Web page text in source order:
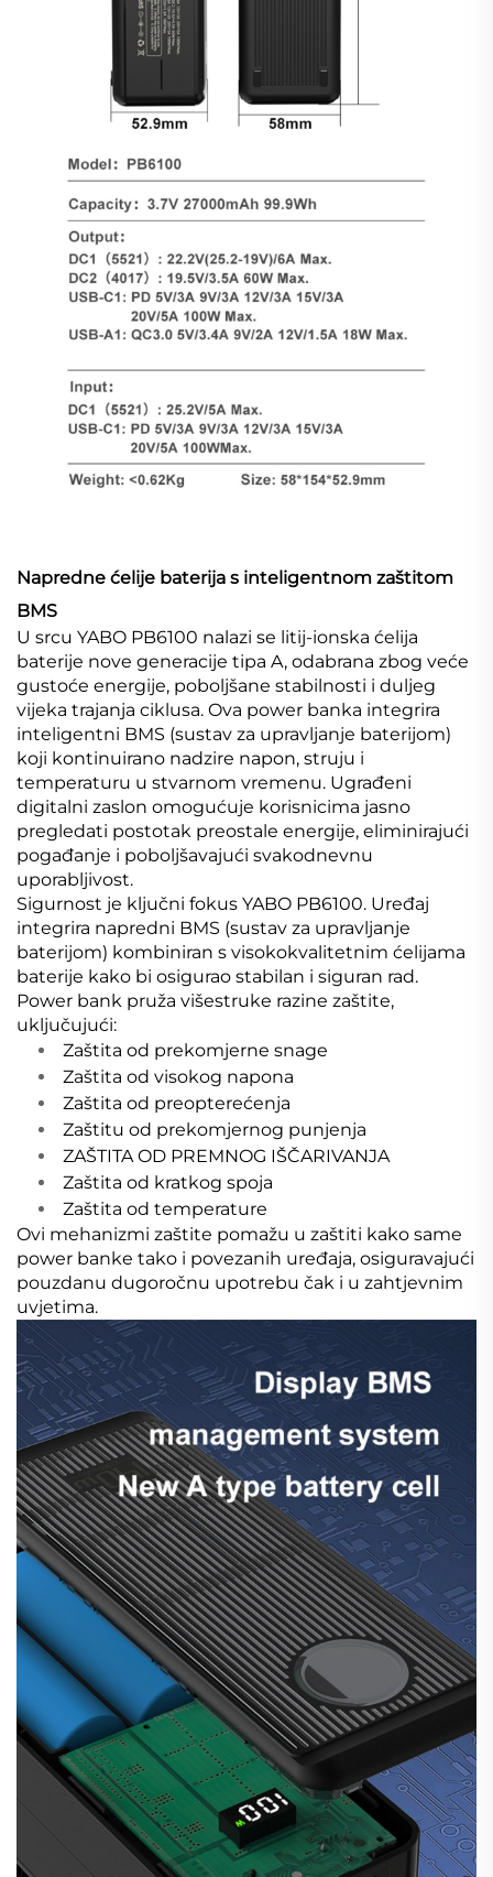
Napredne ćelije baterija s inteligentnom zaštitom
BMS
U srcu YABO PB6100 nalazi se litij-ionska ćelija
baterije nove generacije tipa A, odabrana zbog veće
gustoće energije, poboljšane stabilnosti i duljeg
vijeka trajanja ciklusa. Ova power banka integrira
inteligentni BMS (sustav za upravljanje baterijom)
koji kontinuirano nadzire napon, struju i
temperaturu u stvarnom vremenu. Ugrađeni
digitalni zaslon omogućuje korisnicima jasno
pregledati postotak preostale energije, eliminirajući
pogađanje i poboljšavajući svakodnevnu
uporabljivost.
Sigurnost je ključni fokus YABO PB6100. Uređaj
integrira napredni BMS (sustav za upravljanje
baterijom) kombiniran s visokokvalitetnim ćelijama
baterije kako bi osigurao stabilan i siguran rad.
Power bank pruža višestruke razine zaštite,
uključujući:
Zaštita od prekomjerne snage
Zaštita od visokog napona
Zaštita od preopterećenja
Zaštitu od prekomjernog punjenja
ZAŠTITA OD PREMNOG IŠČARIVANJA
Zaštita od kratkog spoja
Zaštita od temperature
Ovi mehanizmi zaštite pomažu u zaštiti kako same
power banke tako i povezanih uređaja, osiguravajući
pouzdanu dugoročnu upotrebu čak i u zahtjevnim
uvjetima.